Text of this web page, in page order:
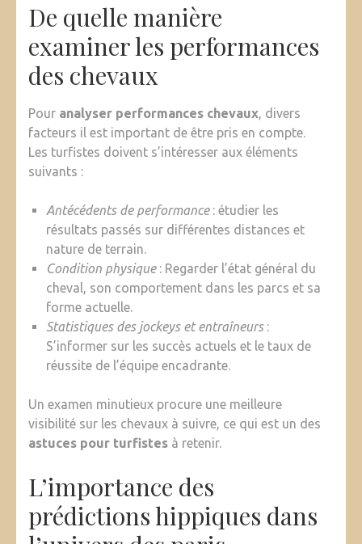
De quelle manière
examiner les performances
des chevaux
Pour analyser performances chevaux, divers
facteurs il est important de être pris en compte.
Les turfistes doivent s’intéresser aux éléments
suivants :
Antécédents de performance: étudier les
résultats passés sur différentes distances et
nature de terrain.
Condition physique: Regarder l’état général du
cheval, son comportement dans les parcs et sa
forme actuelle.
Statistiques des jockeys et entraîneurs:
S’informer sur les succès actuels et le taux de
réussite de l’équipe encadrante.
Un examen minutieux procure une meilleure
visibilité sur les chevaux à suivre, ce qui est un des
astuces pour turfistes à retenir.
L’importance des
prédictions hippiques dans